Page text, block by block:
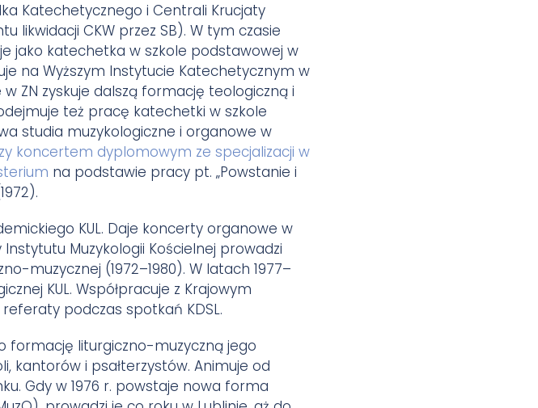
Katechetycznego i Centrali Krucjaty
likwidacji CKW przez SB). W tym czasie
jako katechetka w szkole podstawowej w
na Wyższym Instytucie Katechetycznym w
w ZN zyskuje dalszą formację teologiczną i
też pracę katechetki w szkole
studia muzykologiczne i organowe w
koncertem dyplomowym ze specjalizacji w
na podstawie pracy pt. „Powstanie i
KUL. Daje koncerty organowe w
Muzykologii Kościelnej prowadzi
muzycznej (1972–1980). W latach 1977–
KUL. Współpracuje z Krajowym
referaty podczas spotkań KDSL.
formację liturgiczno-muzyczną jego
kantorów i psałterzystów. Animuje od
Gdy w 1976 r. powstaje nowa forma